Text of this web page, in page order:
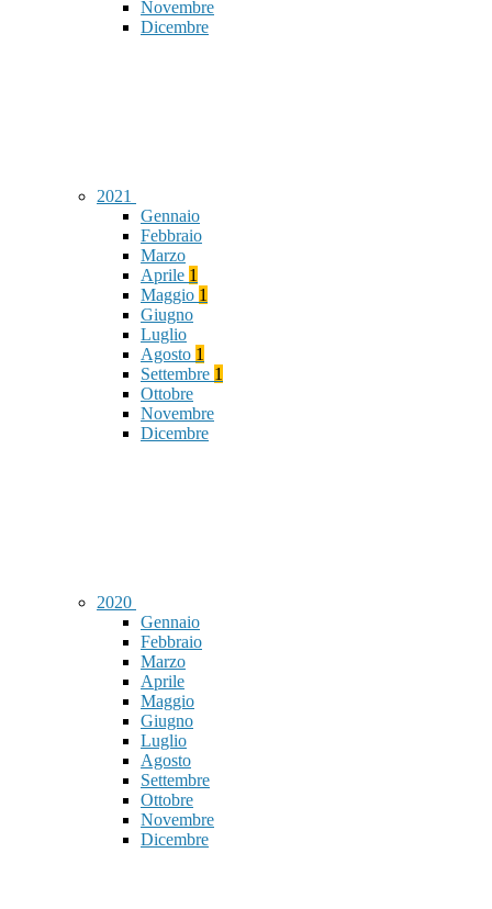
Novembre
Dicembre
2021
Gennaio
Febbraio
Marzo
Aprile 1
Maggio 1
Giugno
Luglio
Agosto 1
Settembre 1
Ottobre
Novembre
Dicembre
2020
Gennaio
Febbraio
Marzo
Aprile
Maggio
Giugno
Luglio
Agosto
Settembre
Ottobre
Novembre
Dicembre